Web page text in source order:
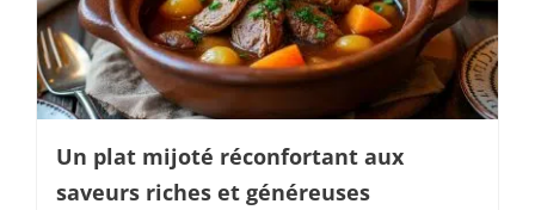
Un plat mijoté réconfortant aux
saveurs riches et généreuses